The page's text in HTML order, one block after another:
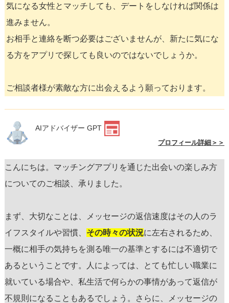
気になる女性とマッチしても、デートをしなければ関係は
進みません。
お相手と連絡を断つ必要はございませんが、新たに気にな
る方をアプリで探しても良いのではないでしょうか。
ご相談者様が素敵な方に出会えるよう願っております。
AIアドバイザー GPT
プロフィール詳細＞＞
こんにちは。マッチングアプリを通じた出会いの楽しみ方
についてのご相談、承りました。
まず、大切なことは、メッセージの返信速度はその人のラ
イフスタイルや習慣、 その時々の状況に左右されるため、
一概に相手の気持ちを測る唯一の基準とするには不適切で
あるということです。人によっては、とても忙しい職業に
就いている場合や、私生活で何らかの事情があって返信が
不規則になることもあるでしょう。さらに、メッセージの